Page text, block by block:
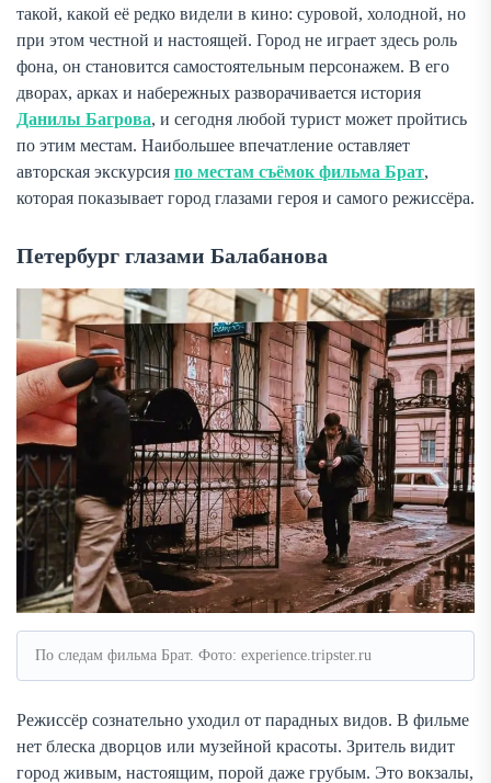
такой, какой её редко видели в кино: суровой, холодной, но
при этом честной и настоящей. Город не играет здесь роль
фона, он становится самостоятельным персонажем. В его
дворах, арках и набережных разворачивается история
Данилы Багрова, и сегодня любой турист может пройтись
по этим местам. Наибольшее впечатление оставляет
авторская экскурсия по местам съёмок фильма Брат,
которая показывает город глазами героя и самого режиссёра.
Петербург глазами Балабанова
По следам фильма Брат. Фото: experience.tripster.ru
Режиссёр сознательно уходил от парадных видов. В фильме
нет блеска дворцов или музейной красоты. Зритель видит
город живым, настоящим, порой даже грубым. Это вокзалы,